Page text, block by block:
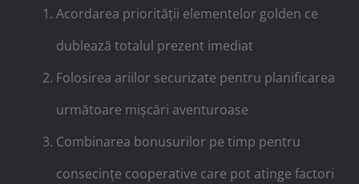
Acordarea priorității elementelor golden ce
dublează totalul prezent imediat
Folosirea ariilor securizate pentru planificarea
următoare mișcări aventuroase
Combinarea bonusurilor pe timp pentru
consecințe cooperative care pot atinge factori